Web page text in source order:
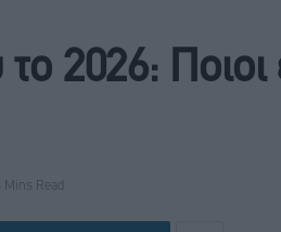
το 2026:
Mins Read